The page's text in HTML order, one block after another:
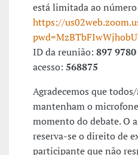
está limitada ao
https://
ID da reunião: 897
acesso: 568875
Agradecemos que
mantenham o
momento do debate. O
reserva-se o direito de
participante que não